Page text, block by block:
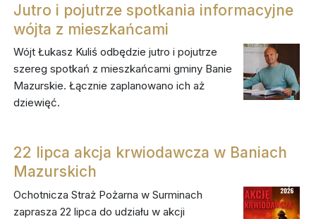
Jutro i pojutrze spotkania informacyjne
wójta z mieszkańcami
Wójt Łukasz Kuliś odbędzie jutro i pojutrze
szereg spotkań z mieszkańcami gminy Banie
Mazurskie. Łącznie zaplanowano ich aż
dziewięć.
22 lipca akcja krwiodawcza w Baniach
Mazurskich
Ochotnicza Straż Pożarna w Surminach
zaprasza 22 lipca do udziału w akcji